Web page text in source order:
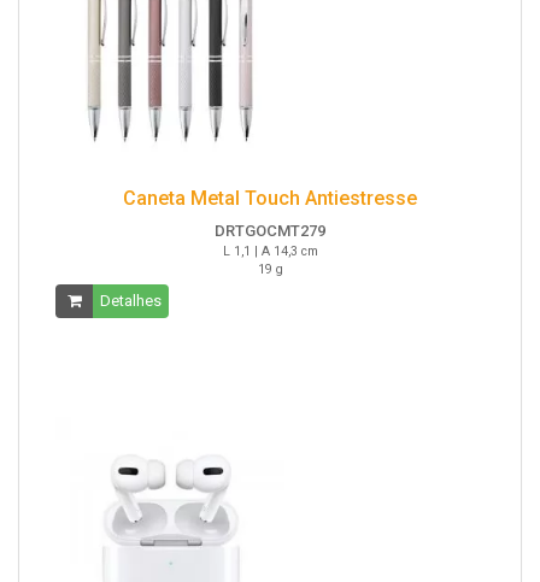
Caneta Metal Touch Antiestresse
DRTGOCMT279
L 1,1 | A 14,3 cm
19 g
Detalhes